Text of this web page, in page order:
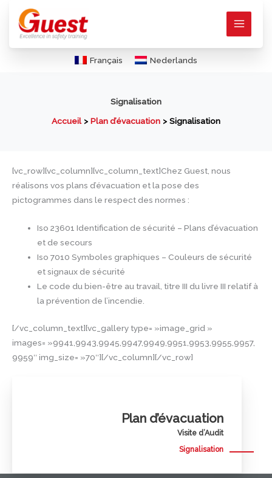
contenu
Français Nederlands
Signalisation
Accueil
Plan d’évacuation Signalisation
Plan d’évacuation
Visite d’Audit
Signalisation
[vc_row][vc_column][vc_column_text]Chez Guest, nous
réalisons vos plans d’évacuation et la pose des
pictogrammes dans le respect des normes :
Iso 23601 Identification de sécurité – Plans d’évacuation
et de secours
Iso 7010 Symboles graphiques – Couleurs de sécurité
et signaux de sécurité
Le code du bien-être au travail, titre III du livre III relatif à
la prévention de l’incendie.
[/vc_column_text][vc_gallery type= »image_grid »
images= »9941,9943,9945,9947,9949,9951,9953,9955,9957,
9959″ img_size= »70″][/vc_column][/vc_row]